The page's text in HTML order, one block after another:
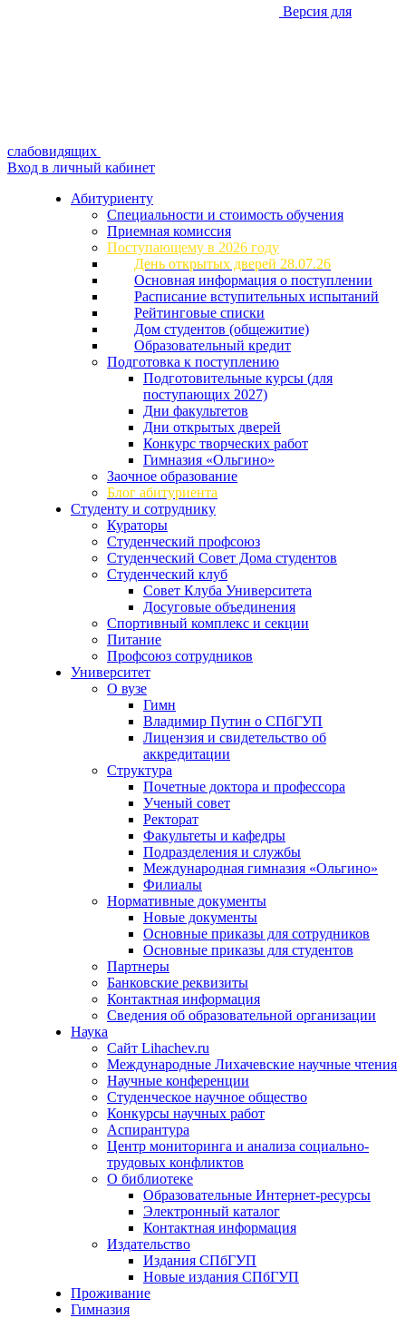
Версия для
слабовидящих
Вход в личный кабинет
Абитуриенту
Специальности и стоимость обучения
Приемная комиссия
Поступающему в 2026 году
День открытых дверей 28.07.26
Основная информация о поступлении
Расписание вступительных испытаний
Рейтинговые списки
Дом студентов (общежитие)
Образовательный кредит
Подготовка к поступлению
Подготовительные курсы (для
поступающих 2027)
Дни факультетов
Дни открытых дверей
Конкурс творческих работ
Гимназия «Ольгино»
Заочное образование
Блог абитуриента
Студенту и сотруднику
Кураторы
Студенческий профсоюз
Студенческий Совет Дома студентов
Студенческий клуб
Совет Клуба Университета
Досуговые объединения
Спортивный комплекс и секции
Питание
Профсоюз сотрудников
Университет
О вузе
Гимн
Владимир Путин о СПбГУП
Лицензия и свидетельство об
аккредитации
Структура
Почетные доктора и профессора
Ученый совет
Ректорат
Факультеты и кафедры
Подразделения и службы
Международная гимназия «Ольгино»
Филиалы
Нормативные документы
Новые документы
Основные приказы для сотрудников
Основные приказы для студентов
Партнеры
Банковские реквизиты
Контактная информация
Сведения об образовательной организации
Наука
Сайт Lihachev.ru
Международные Лихачевские научные чтения
Научные конференции
Студенческое научное общество
Конкурсы научных работ
Аспирантура
Центр мониторинга и анализа социально-
трудовых конфликтов
О библиотеке
Образовательные Интернет-ресурсы
Электронный каталог
Контактная информация
Издательство
Издания СПбГУП
Новые издания СПбГУП
Проживание
Гимназия